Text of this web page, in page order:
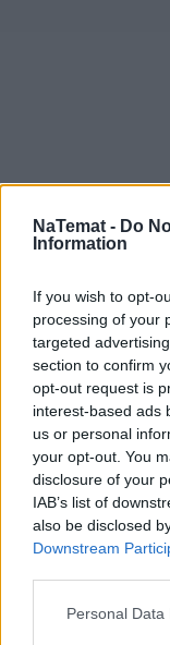
NaTemat - Do
Information
If you wish to opt-
processing of your
targeted
section to confirm
opt-out request is
interest-based ads
us or personal
your opt-out. You
disclosure of your
IAB’s list of
also be disclosed
Downstream
Personal
– Ja natomiast
prezydenta,